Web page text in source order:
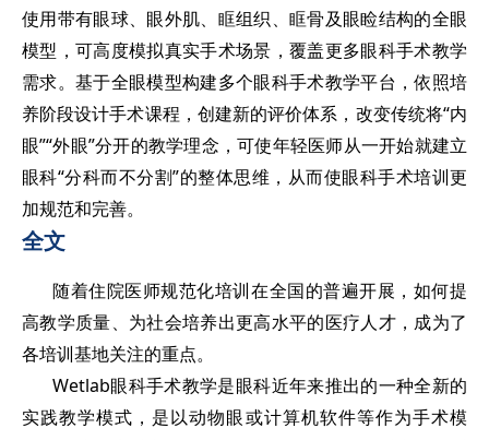
使用带有眼球、眼外肌、眶组织、眶骨及眼睑结构的全眼
模型，可高度模拟真实手术场景，覆盖更多眼科手术教学
需求。基于全眼模型构建多个眼科手术教学平台，依照培
养阶段设计手术课程，创建新的评价体系，改变传统将“内
眼”“外眼”分开的教学理念，可使年轻医师从一开始就建立
眼科“分科而不分割”的整体思维，从而使眼科手术培训更
加规范和完善。
全文
随着住院医师规范化培训在全国的普遍开展，如何提
高教学质量、为社会培养出更高水平的医疗人才，成为了
各培训基地关注的重点。
Wetlab眼科手术教学是眼科近年来推出的一种全新的
实践教学模式，是以动物眼或计算机软件等作为手术模